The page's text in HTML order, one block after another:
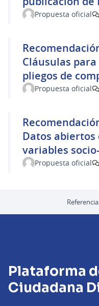
Abiertos
Propuesta oficial
Cláusulas para
pliegos de
Propuesta oficial
Datos abiertos
variables socio-
demográficas
Propuesta oficial
Plataforma
Ciudadana